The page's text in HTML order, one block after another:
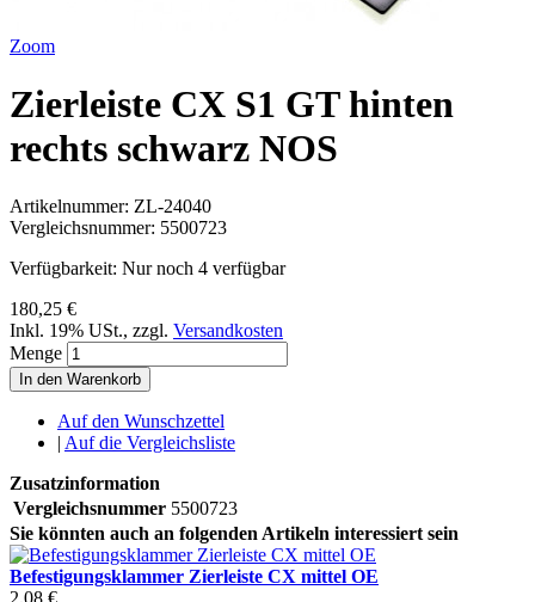
Zoom
Zierleiste CX S1 GT hinten
rechts schwarz NOS
Artikelnummer: ZL-24040
Vergleichsnummer: 5500723
Verfügbarkeit: Nur noch 4 verfügbar
180,25 €
Inkl. 19% USt., zzgl. Versandkosten
Menge
In den Warenkorb
Auf den Wunschzettel
| Auf die Vergleichsliste
Zusatzinformation
Vergleichsnummer 5500723
Sie könnten auch an folgenden Artikeln interessiert sein
Befestigungsklammer Zierleiste CX mittel OE